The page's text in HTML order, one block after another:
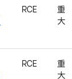
RCE
重
大
RCE
重
大